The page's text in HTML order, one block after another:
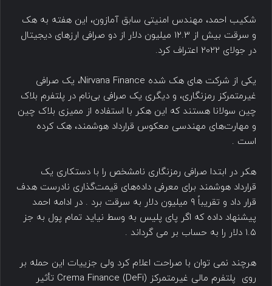
شکیب احمد، مهندس امنیتی سابق آمازون، این هفته به هک
و سرقت بیش از 12.3 میلیون دلار از دو صرافی ارزهای دیجیتال
در جولای 2022 اعتراف کرد.
یکی از شرکت های هک شده Nirvana Finance، یک صرافی
غیرمتمرکز رمزنگاری، و دیگری یک صرافی بی‌نام در پلتفرم بلاک
چین سولانا هستند که این هکر با استفاده از ممیزی بلاک چین
و مهارت‌های مهندسی معکوس قرارداد هوشمند، هک کرده
است .
هکر در ابتدا صرافی رمزنگاری نامشخص را با دستکاری یک
قرارداد هوشمند برای معرفی داده‌های قیمت‌گذاری نادرست هدف
قرار داد و تقریباً ۹ میلیون دلار به سرقت برد . در ادامه احمد
پیشنهاد داده که اگر پای پلیس به وسط نیاید تمام پول به جز
۱.۵ دلار را به حساب بر می گرداند .
هرچند نمی توان با صراحت اعلام کرد ولی جزییات این حمله بر
روی پلتفرم مالی غیرمتمرکز Crema Finance (DeFi) تأثیر